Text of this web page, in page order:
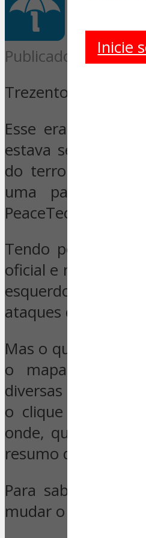
Inicie
Publicado porSite
Trezentos e trinta
Esse era o
estava sendo
do terrorismo”
uma parceria
PeaceTech Lab.
Tendo por base
oficial e nas redes
esquerdo, por
ataques que já
Mas o que mais
o mapa
diversas cores,
o clique é
onde, quantas
resumo do que se
Para saber as
mudar o ano no